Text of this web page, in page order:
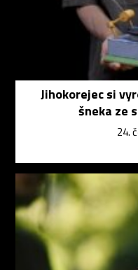
Jihokorejec si
šneka ze
24.